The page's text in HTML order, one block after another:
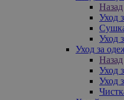
Назад
Уход
Уход
Уход за
Назад
Уход
Уход